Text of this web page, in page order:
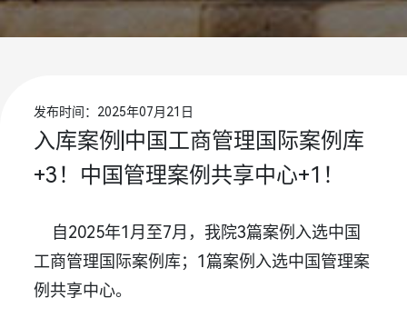
发布时间：2025年07月21日
入库案例|中国工商管理国际案例库
+3！中国管理案例共享中心+1！
自2025年1月至7月，我院3篇案例入选中国
工商管理国际案例库；1篇案例入选中国管理案
例共享中心。